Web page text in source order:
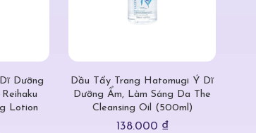
Dưỡng
Lotion
Dầu Tẩy Trang Hatomugi Ý Dĩ
Dưỡng Ẩm, Làm Sáng Da The
Cleansing Oil (500ml)
138.000 ₫